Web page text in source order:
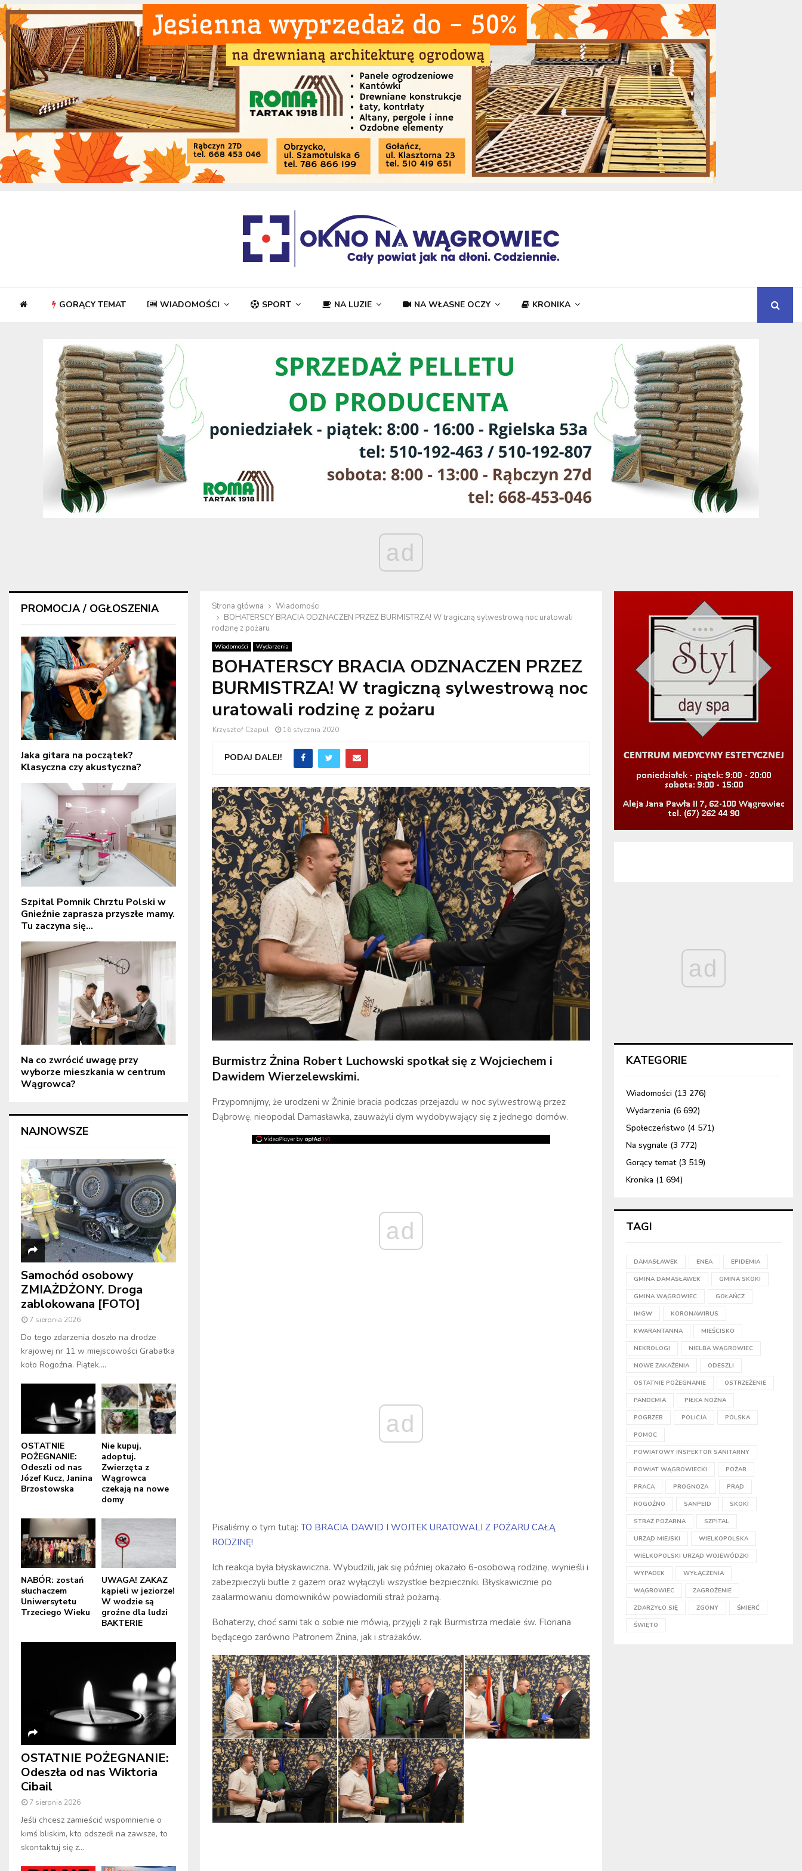
GORĄCY TEMAT WIADOMOŚCI SPORT NA LUZIE NA WŁASNE OCZY KRONIKA
ad
Strona główna
Wiadomości
BOHATERSCY BRACIA ODZNACZEN PRZEZ BURMISTRZA! W tragiczną sylwestrową noc uratowali
rodzinę z pożaru
Wiadomości Wydarzenia
BOHATERSCY BRACIA ODZNACZEN PRZEZ
BURMISTRZA! W tragiczną sylwestrową noc
uratowali rodzinę z pożaru
Krzysztof Czapul 16 stycznia 2020
PODAJ DALEJ!
Burmistrz Żnina Robert Luchowski spotkał się z Wojciechem i
Dawidem Wierzelewskimi.
Przypomnijmy, że urodzeni w Żninie bracia podczas przejazdu w noc sylwestrową przez
Dąbrowę, nieopodal Damasławka, zauważyli dym wydobywający się z jednego domów.
ad
ad
Pisaliśmy o tym tutaj: TO BRACIA DAWID I WOJTEK URATOWALI Z POŻARU CAŁĄ
RODZINĘ!
Ich reakcja była błyskawiczna. Wybudzili, jak się później okazało 6-osobową rodzinę, wynieśli i
zabezpieczyli butle z gazem oraz wyłączyli wszystkie bezpieczniki. Błyskawicznie po
zaalarmowaniu domowników powiadomili straż pożarną.
Bohaterzy, choć sami tak o sobie nie mówią, przyjęli z rąk Burmistrza medale św. Floriana
będącego zarówno Patronem Żnina, jak i strażaków.
PROMOCJA / OGŁOSZENIA
Jaka gitara na początek?
Klasyczna czy akustyczna?
Szpital Pomnik Chrztu Polski w
Gnieźnie zaprasza przyszłe mamy.
Tu zaczyna się...
Na co zwrócić uwagę przy
wyborze mieszkania w centrum
Wągrowca?
NAJNOWSZE
Samochód osobowy
ZMIAŻDŻONY. Droga
zablokowana [FOTO]
7 sierpnia 2026
Do tego zdarzenia doszło na drodze
krajowej nr 11 w miejscowości Grabatka
koło Rogoźna. Piątek,...
OSTATNIE
POŻEGNANIE:
Odeszli od nas
Józef Kucz, Janina
Brzostowska
Nie kupuj,
adoptuj.
Zwierzęta z
Wągrowca
czekają na nowe
domy
NABÓR: zostań
słuchaczem
Uniwersytetu
Trzeciego Wieku
UWAGA! ZAKAZ
kąpieli w jeziorze!
W wodzie są
groźne dla ludzi
BAKTERIE
OSTATNIE POŻEGNANIE:
Odeszła od nas Wiktoria
Cibail
7 sierpnia 2026
Jeśli chcesz zamieścić wspomnienie o
kimś bliskim, kto odszedł na zawsze, to
skontaktuj się z...
ad
KATEGORIE
Wiadomości (13 276)
Wydarzenia (6 692)
Społeczeństwo (4 571)
Na sygnale (3 772)
Gorący temat(3 519)
Kronika (1 694)
TAGI
DAMASŁAWEK ENEA EPIDEMIA
GMINA DAMASŁAWEK GMINA SKOKI
GMINA WĄGROWIEC GOŁAŃCZ
IMGW KORONAWIRUS
KWARANTANNA MIEŚCISKO
NEKROLOGI NIELBA WĄGROWIEC
NOWE ZAKAŻENIA ODESZLI
OSTATNIE POŻEGNANIE OSTRZEŻENIE
PANDEMIA PIŁKA NOŻNA
POGRZEB POLICJA POLSKA
POMOC
POWIATOWY INSPEKTOR SANITARNY
POWIAT WĄGROWIECKI POŻAR
PRACA PROGNOZA PRĄD
ROGOŹNO SANPEID SKOKI
STRAŻ POŻARNA SZPITAL
URZĄD MIEJSKI WIELKOPOLSKA
WIELKOPOLSKI URZĄD WOJEWÓDZKI
WYPADEK WYŁĄCZENIA
WĄGROWIEC ZAGROŻENIE
ZDARZYŁO SIĘ ZGONY ŚMIERĆ
ŚWIĘTO